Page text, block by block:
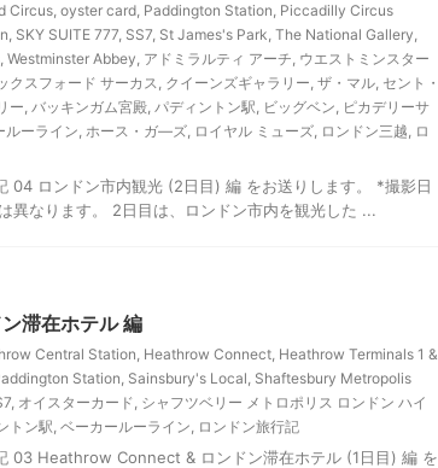
Circus, oyster card, Paddington Station, Piccadilly Circus
, SKY SUITE 777, SS7, St James's Park, The National Gallery,
, Westminster Abbey, アドミラルティ アーチ, ウエストミンスター
クスフォード サーカス, クイーンズギャラリー, ザ・マル, セント・
ー, バッキンガム宮殿, パディントン駅, ビッグベン, ピカデリーサ
ルーライン, ホース・ガ―ズ, ロイヤル ミューズ, ロンドン三越, ロ
04 ロンドン市内観光 (2日目) 編 をお送りします。 *撮影日
異なります。 2日目は、ロンドン市内を観光した ...
滞在ホテル 編
Central Station, Heathrow Connect, Heathrow Terminals 1 &
Station, Sainsbury's Local, Shaftesbury Metropolis
, オイスターカード, シャフツベリー メトロポリス ロンドン ハイ
トン駅, ベーカールーライン, ロンドン旅行記
03 Heathrow Connect & ロンドン滞在ホテル (1日目) 編 を